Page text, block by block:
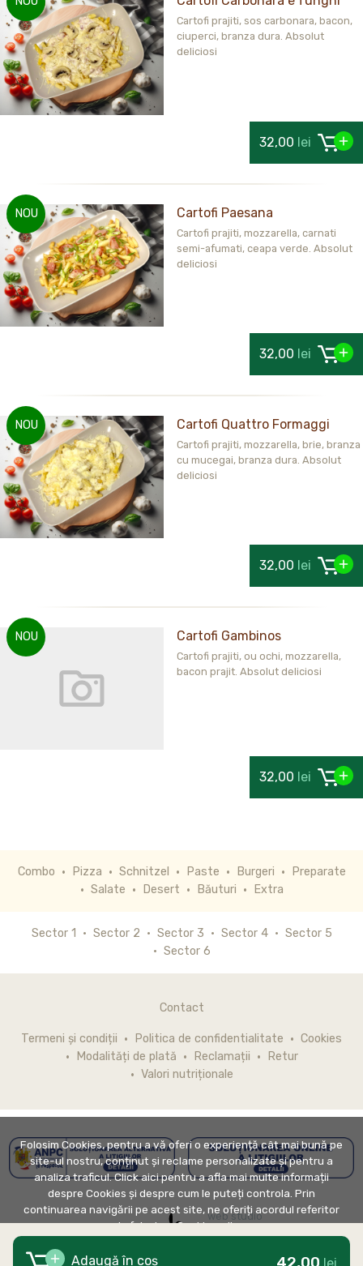
Adaugă în coș 42,00 lei
Cartofi prajiti, sos carbonara, bacon,
ciuperci, branza dura. Absolut
deliciosi
32,00 lei
NOU Cartofi Paesana
Cartofi prajiti, mozzarella, carnati
semi-afumati, ceapa verde. Absolut
deliciosi
32,00 lei
NOU Cartofi Quattro Formaggi
Cartofi prajiti, mozzarella, brie, branza
cu mucegai, branza dura. Absolut
deliciosi
32,00 lei
NOU Cartofi Gambinos
Cartofi prajiti, ou ochi, mozzarella,
bacon prajit. Absolut deliciosi
32,00 lei
Combo Pizza Schnitzel Paste Burgeri
Preparate
Salate
Desert Băuturi Extra
Sector 1 Sector 2 Sector 3 Sector 4
Sector 5
Sector 6
Contact
Termeni și condiții Politica de confidentialitate
Cookies
Modalități de plată
Reclamații
Retur
Valori nutriționale
web studio
Folosim Cookies, pentru a vă oferi o experiență cât mai bună pe
site-ul nostru, conținut și reclame personalizate și pentru a
analiza traficul. Click aici pentru a afla mai multe informații
despre Cookies și despre cum le puteți controla. Prin
continuarea navigării pe acest site, ne oferiți acordul referitor
la folosirea Cookie-urilor.
DE ACORD